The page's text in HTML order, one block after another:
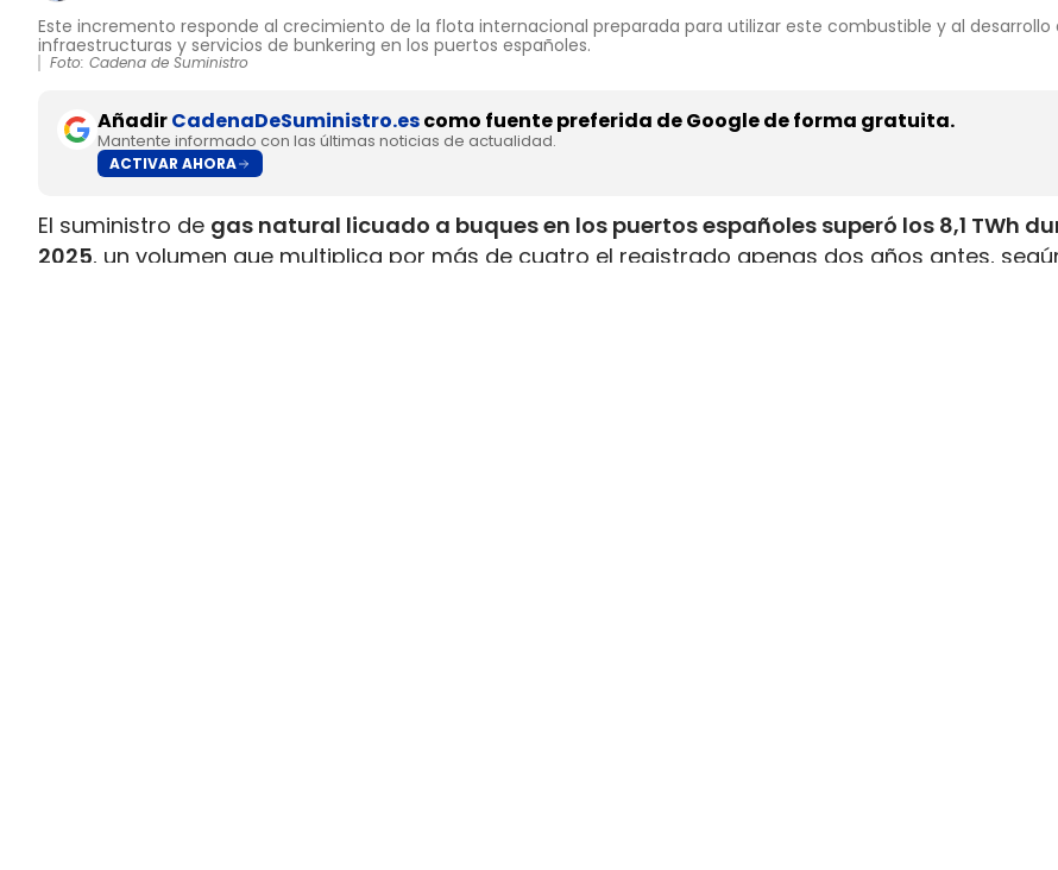
Este incremento responde al crecimiento de la flota internacional preparada para utilizar este combustible y al desarrollo
infraestructuras y servicios de bunkering en los puertos españoles.
Foto: Cadena de Suministro
AñadirCadenaDeSuministro.escomo fuente preferida de Google de forma gratuita.
Mantente informado con las últimas noticias de actualidad.
ACTIVAR AHORA
El suministro de gas natural licuado a buques en los puertos españoles superó los 8,1 TWh
2025, un volumen que multiplica por más de cuatro el registrado apenas dos años antes,